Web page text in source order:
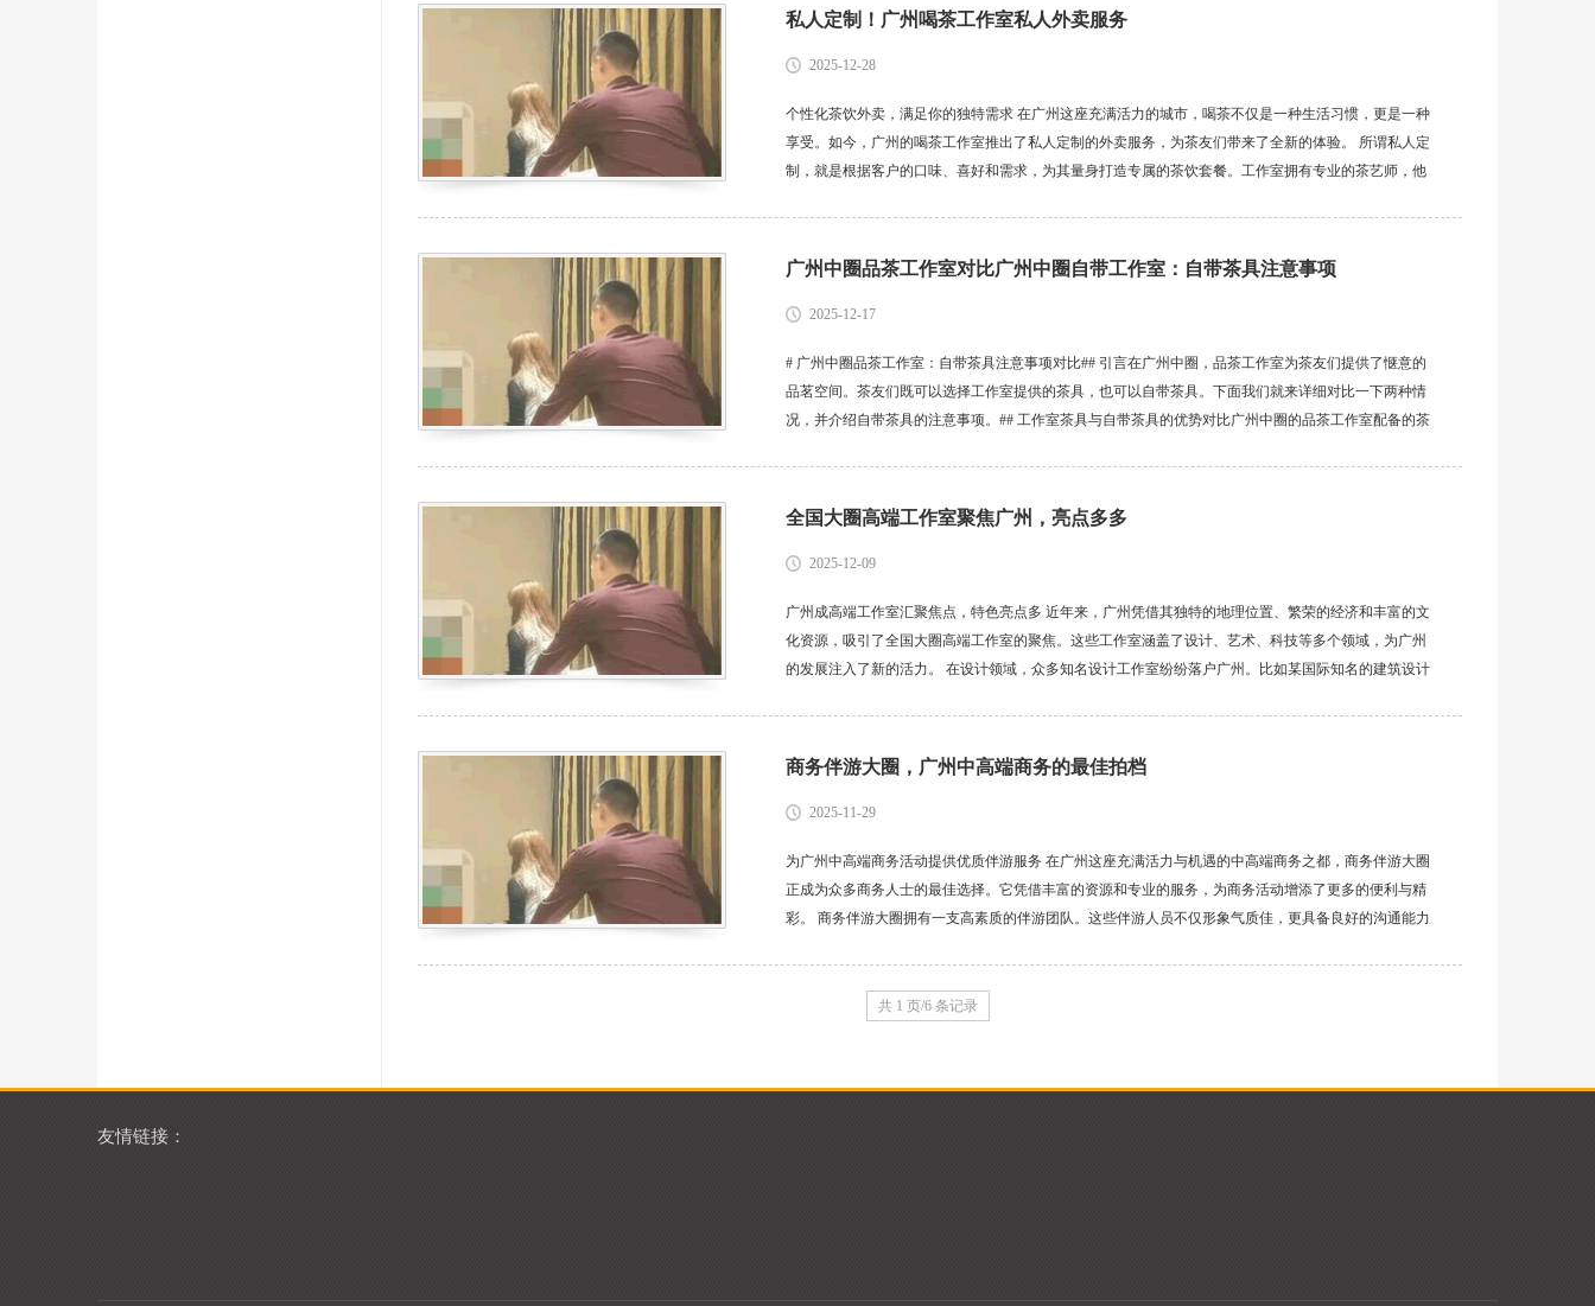
私人定制！广州喝茶工作室私人外卖服务
2025-12-28
个性化茶饮外卖，满足你的独特需求 在广州这座充满活力的城市，喝茶不仅是一种生活习惯，更是一种
享受。如今，广州的喝茶工作室推出了私人定制的外卖服务，为茶友们带来了全新的体验。 所谓私人定
制，就是根据客户的口味、喜好和需求，为其量身打造专属的茶饮套餐。工作室拥有专业的茶艺师，他
广州中圈品茶工作室对比广州中圈自带工作室：自带茶具注意事项
2025-12-17
# 广州中圈品茶工作室：自带茶具注意事项对比## 引言在广州中圈，品茶工作室为茶友们提供了惬意的
品茗空间。茶友们既可以选择工作室提供的茶具，也可以自带茶具。下面我们就来详细对比一下两种情
况，并介绍自带茶具的注意事项。## 工作室茶具与自带茶具的优势对比广州中圈的品茶工作室配备的茶
全国大圈高端工作室聚焦广州，亮点多多
2025-12-09
广州成高端工作室汇聚焦点，特色亮点多 近年来，广州凭借其独特的地理位置、繁荣的经济和丰富的文
化资源，吸引了全国大圈高端工作室的聚焦。这些工作室涵盖了设计、艺术、科技等多个领域，为广州
的发展注入了新的活力。 在设计领域，众多知名设计工作室纷纷落户广州。比如某国际知名的建筑设计
商务伴游大圈，广州中高端商务的最佳拍档
2025-11-29
为广州中高端商务活动提供优质伴游服务 在广州这座充满活力与机遇的中高端商务之都，商务伴游大圈
正成为众多商务人士的最佳选择。它凭借丰富的资源和专业的服务，为商务活动增添了更多的便利与精
彩。 商务伴游大圈拥有一支高素质的伴游团队。这些伴游人员不仅形象气质佳，更具备良好的沟通能力
共 1 页/6 条记录
友情链接：